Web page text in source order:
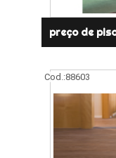
preço de
Cod.:88603